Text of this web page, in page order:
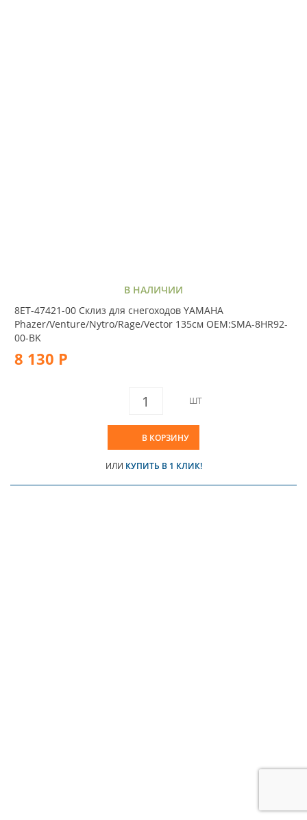
В НАЛИЧИИ
8ET-47421-00 Склиз для снегоходов YAMAHA
Phazer/Venture/Nytro/Rage/Vector 135см OEM:SMA-8HR92-
00-BK
8 130 Р
ШТ
В КОРЗИНУ
ИЛИ КУПИТЬ В 1 КЛИК!